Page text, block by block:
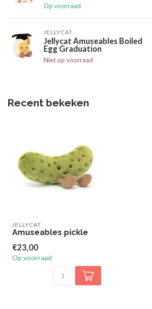
Op voorraad
JELLYCAT
Jellycat Amuseables Boiled
Egg Graduation
Niet op voorraad
Recent bekeken
JELLYCAT
Amuseables pickle
€23,00
Op voorraad